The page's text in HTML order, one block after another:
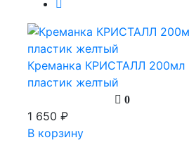
Креманка КРИСТАЛЛ 200мл
пластик желтый
0
1 650 ₽
В корзину